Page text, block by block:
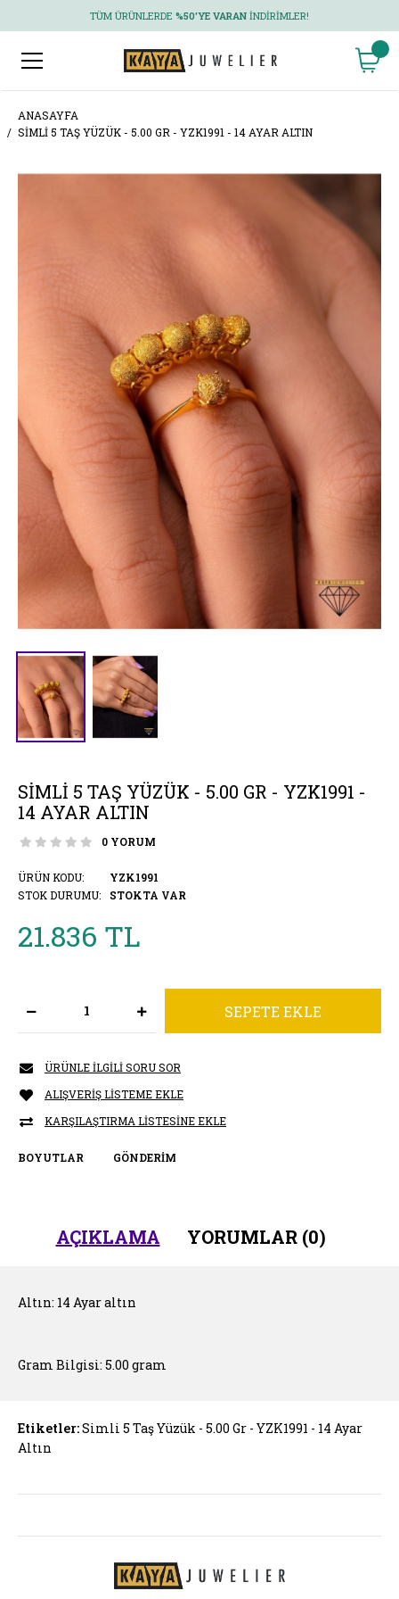
TÜM ÜRÜNLERDE %50'YE VARAN İNDIRIMLER!
ANASAYFA
SIMLI 5 TAŞ YÜZÜK - 5.00 GR - YZK1991 - 14 AYAR ALTIN
SIMLI 5 TAŞ YÜZÜK - 5.00 GR - YZK1991 -
14 AYAR ALTIN
0 YORUM
ÜRÜN KODU:
STOK DURUMU:
YZK1991
STOKTA VAR
21.836 TL
ÜRÜNLE İLGILI SORU SOR
ALIŞVERIŞ LISTEME EKLE
KARŞILAŞTIRMA LISTESINE EKLE
BOYUTLAR GÖNDERIM
AÇIKLAMA YORUMLAR (0)
Altın: 14 Ayar altın
Gram Bilgisi: 5.00 gram
Etiketler:Simli 5 Taş Yüzük - 5.00 Gr - YZK1991 - 14 Ayar
Altın